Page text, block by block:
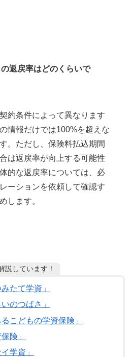
の返戻率はどのくらいで
約条件によって異なります
情報だけでは100%を超えな
。ただし、保険料払込期間
は返戻率が向上する可能性
的な返戻率については、必
ーションを依頼して確認す
します。
説しています！
たて学資」
のつばさ」
こどもの学資保険」
険」
学資」